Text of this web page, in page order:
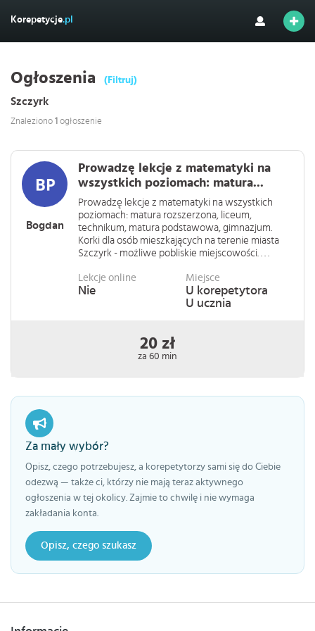
Korepetycje.pl
Ogłoszenia (Filtruj)
Szczyrk
Znaleziono 1 ogłoszenie
Bogdan
Prowadzę lekcje z matematyki na
wszystkich poziomach: matura...
Prowadzę lekcje z matematyki na wszystkich
poziomach: matura rozszerzona, liceum,
technikum, matura podstawowa, gimnazjum.
Korki dla osób mieszkających na terenie miasta
Szczyrk - możliwe pobliskie miejscowości. . . .
Lekcje online
Nie
Miejsce
U korepetytora
U ucznia
20 zł
za 60 min
Za mały wybór?
Opisz, czego potrzebujesz, a korepetytorzy sami się do Ciebie
odezwą — także ci, którzy nie mają teraz aktywnego
ogłoszenia w tej okolicy. Zajmie to chwilę i nie wymaga
zakładania konta.
Opisz, czego szukasz